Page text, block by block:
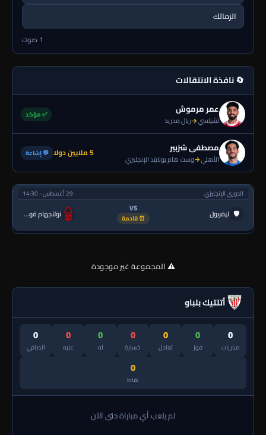
الزمالك
1 صوت
🔄 نافذة الانتقالات
عمر مرموش
تشيلسي→ريال مدريد
✅ مؤكد
مصطفى شزبير
الأهلي→وست هام يونايتد الإنجليزي 5 ملايين دولا 💬 إشاعة
الدوري الإنجليزي 29 أغسطس - 14:30
🛡 ليفربول VS
⏰ قادمة نوتنجهام فورست
⚠️ المجموعة غير موجودة
أتلتيك بلباو
0
مباريات
0
فوز
0
تعادل
0
خسارة
0
له
0
عليه
0
الصافي
0
نقاط
لم يلعب أي مباراة حتى الآن